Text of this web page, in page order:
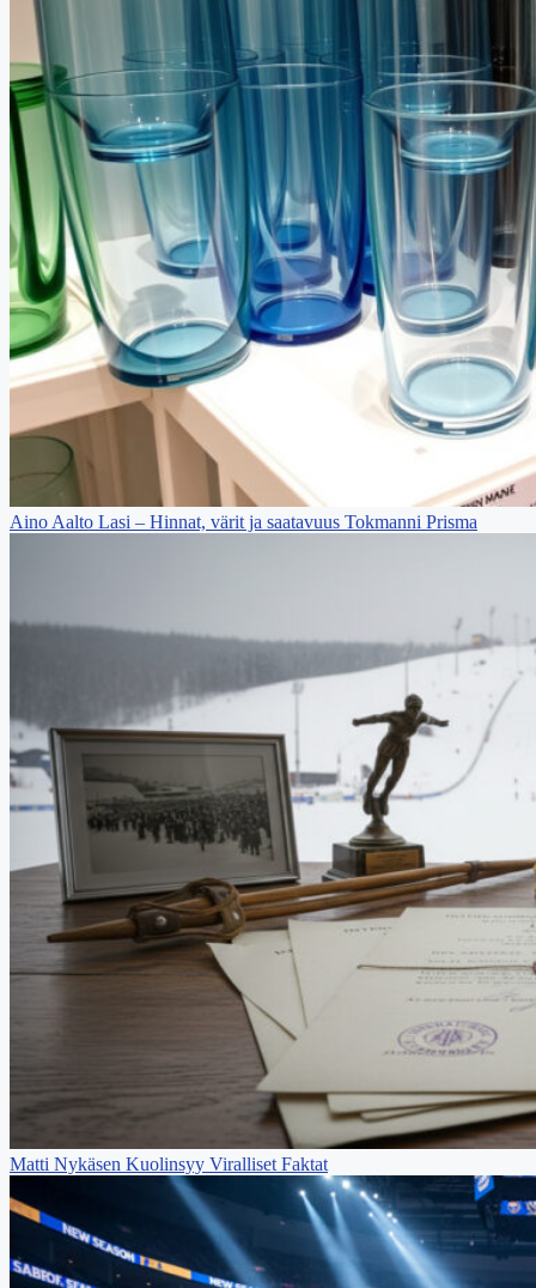
Aino Aalto Lasi – Hinnat, värit ja saatavuus Tokmanni Prisma
Matti Nykäsen Kuolinsyy Viralliset Faktat